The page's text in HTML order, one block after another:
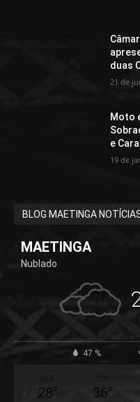
duas
21 de
Moto
e
19 de
BLOG MAETINGA
MAETINGA
Nublado
47 %
28° 36°